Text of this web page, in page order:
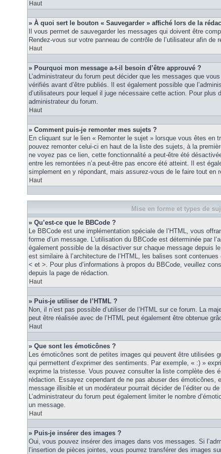
Haut
» À quoi sert le bouton « Sauvegarder » affiché lors de la
Il vous permet de sauvegarder les messages qui doivent être
Rendez-vous sur votre panneau de contrôle de l’utilisateur afin de
Haut
» Pourquoi mon message a-t-il besoin d’être approuvé ?
L’administrateur du forum peut décider que les messages que
vérifiés avant d’être publiés. Il est également possible que
d’utilisateurs pour lequel il juge nécessaire cette action. Pour plus
administrateur du forum.
Haut
» Comment puis-je remonter mes sujets ?
En cliquant sur le lien « Remonter le sujet » lorsque vous êtes en
pouvez remonter celui-ci en haut de la liste des sujets, à la
ne voyez pas ce lien, cette fonctionnalité a peut-être été
entre les remontées n’a peut-être pas encore été atteint. Il est
simplement en y répondant, mais assurez-vous de le faire tout en
Haut
Mise en forme et types de
» Qu’est-ce que le BBCode ?
Le BBCode est une implémentation spéciale de l’HTML, vous
forme d’un message. L’utilisation du BBCode est déterminée par
également possible de la désactiver sur chaque message depuis
est similaire à l’architecture de l’HTML, les balises sont
< et >. Pour plus d’informations à propos du BBCode, veuillez
depuis la page de rédaction.
Haut
» Puis-je utiliser de l’HTML ?
Non, il n’est pas possible d’utiliser de l’HTML sur ce forum. La
peut être réalisée avec de l’HTML peut également être obtenue
Haut
» Que sont les émoticônes ?
Les émoticônes sont de petites images qui peuvent être utilisées
qui permettent d’exprimer des sentiments. Par exemple, « :) »
exprime la tristesse. Vous pouvez consulter la liste complète des
rédaction. Essayez cependant de ne pas abuser des émoticônes,
message illisible et un modérateur pourrait décider de l’éditer ou
L’administrateur du forum peut également limiter le nombre
un message.
Haut
» Puis-je insérer des images ?
Oui, vous pouvez insérer des images dans vos messages. Si
l’insertion de pièces jointes, vous pourrez transférer des images